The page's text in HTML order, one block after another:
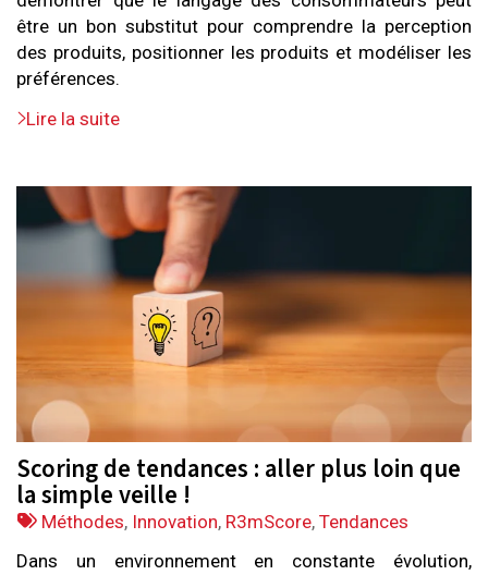
être un bon substitut pour comprendre la perception
des produits, positionner les produits et modéliser les
préférences.
Lire la suite
Scoring de tendances : aller plus loin que
la simple veille !
Tags
Méthodes, Innovation, R3mScore,Tendances
Dans un environnement en constante évolution,